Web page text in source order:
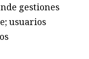
gestiones
usuarios